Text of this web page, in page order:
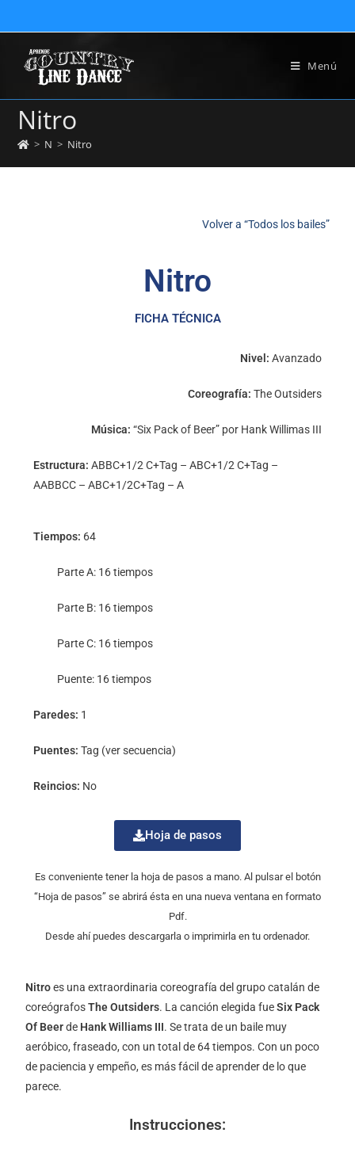
Menú
Nitro
> N > Nitro
Volver a “Todos los bailes”
Nitro
FICHA TÉCNICA
Nivel: Avanzado
Coreografía: The Outsiders
Música: “Six Pack of Beer” por Hank Willimas III
Estructura:ABBC+1/2 C+Tag – ABC+1/2 C+Tag –
AABBCC – ABC+1/2C+Tag – A
Tiempos: 64
Parte A: 16 tiempos
Parte B: 16 tiempos
Parte C: 16 tiempos
Puente: 16 tiempos
Paredes: 1
Puentes: Tag (ver secuencia)
Reincios: No
Hoja de pasos
Es conveniente tener la hoja de pasos a mano. Al pulsar el botón
“Hoja de pasos” se abrirá ésta en una nueva ventana en formato
Pdf.
Desde ahí puedes descargarla o imprimirla en tu ordenador.
Nitroes una extraordinaria coreografía del grupo catalán de
coreógrafosThe Outsiders. La canción elegida fueSix Pack
Of Beerde Hank Williams III. Se trata de un baile muy
aeróbico, fraseado, con un total de 64 tiempos. Con un poco
de paciencia y empeño, es más fácil de aprender de lo que
parece.
Instrucciones: